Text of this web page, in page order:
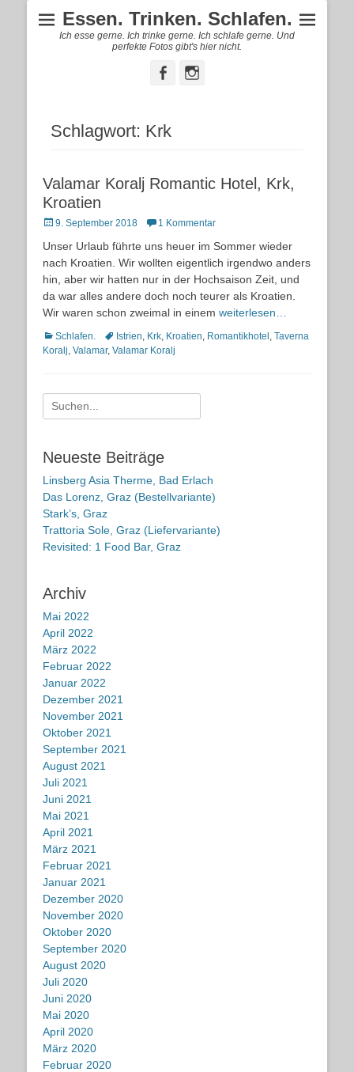
Essen. Trinken. Schlafen.
Ich esse gerne. Ich trinke gerne. Ich schlafe gerne. Und
perfekte Fotos gibt's hier nicht.
FacebookInstagram
Schlagwort: Krk
Valamar Koralj Romantic Hotel, Krk,
Kroatien
Posted
9. September 2018 1 Kommentar
Unser Urlaub führte uns heuer im Sommer wieder
nach Kroatien. Wir wollten eigentlich irgendwo anders
hin, aber wir hatten nur in der Hochsaison Zeit, und
da war alles andere doch noch teurer als Kroatien.
Wir waren schon zweimal in einem weiterlesen…
Kategorien
Schlafen. Schlagworte
Istrien, Krk, Kroatien, Romantikhotel , Taverna
Koralj, Valamar, Valamar Koralj
Suche
nach:
Neueste Beiträge
Linsberg Asia Therme, Bad Erlach
Das Lorenz, Graz (Bestellvariante)
Stark’s, Graz
Trattoria Sole, Graz (Liefervariante)
Revisited: 1 Food Bar, Graz
Archiv
Mai 2022
April 2022
März 2022
Februar 2022
Januar 2022
Dezember 2021
November 2021
Oktober 2021
September 2021
August 2021
Juli 2021
Juni 2021
Mai 2021
April 2021
März 2021
Februar 2021
Januar 2021
Dezember 2020
November 2020
Oktober 2020
September 2020
August 2020
Juli 2020
Juni 2020
Mai 2020
April 2020
März 2020
Februar 2020